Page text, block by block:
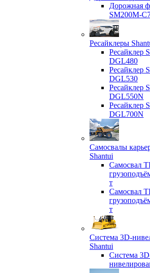
Дорожная
SM200M-
Ресайклеры
Ресайклер
DGL480
Ресайклер
DGL530
Ресайклер
DGL550N
Ресайклер
DGL700N
Самосвалы
Shantui
Самосвал
т
Самосвал
т
Система 3D-
Shantui
Система